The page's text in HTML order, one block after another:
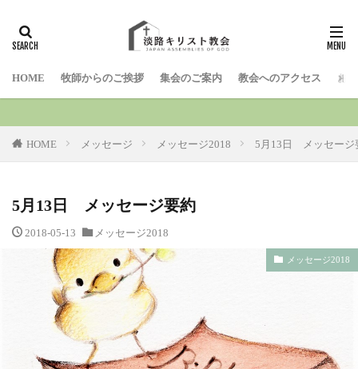
HOME 牧師からのご挨拶 集会のご案内 教会へのアクセス お
HOME メッセージ メッセージ2018 5月13日 メッセージ
5月13日 メッセージ要約
2018-05-13 メッセージ2018
メッセージ2018
検索